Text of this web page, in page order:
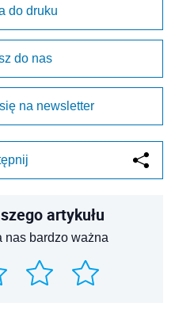
do druku
do nas
na newsletter
artykułu
nas bardzo ważna